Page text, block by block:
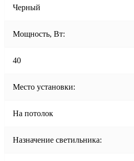
Черный
Мощность, Вт:
40
Место установки:
На потолок
Назначение светильника: